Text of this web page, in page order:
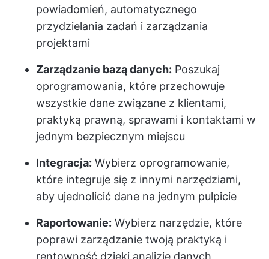
powiadomień, automatycznego
przydzielania zadań i zarządzania
projektami
Zarządzanie bazą danych: Poszukaj
oprogramowania, które przechowuje
wszystkie dane związane z klientami,
praktyką prawną, sprawami i kontaktami w
jednym bezpiecznym miejscu
Integracja: Wybierz oprogramowanie,
które integruje się z innymi narzędziami,
aby ujednolicić dane na jednym pulpicie
Raportowanie: Wybierz narzędzie, które
poprawi zarządzanie twoją praktyką i
rentowność dzięki analizie danych,